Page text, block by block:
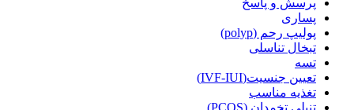
پرسش و پاسخ
پساری
پولیپ رحم (polyp)
تبخال تناسلی
تسه
تعیین جنسیت(IVF-IUI)
تغذیه مناسب